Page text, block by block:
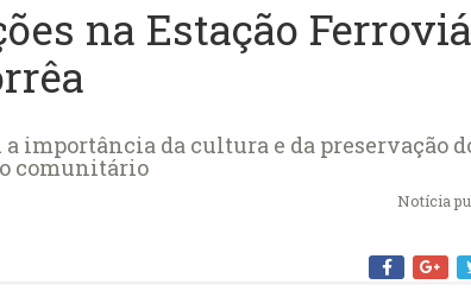
na Estação
importância da cultura e da preservação
comunitário
Notícia